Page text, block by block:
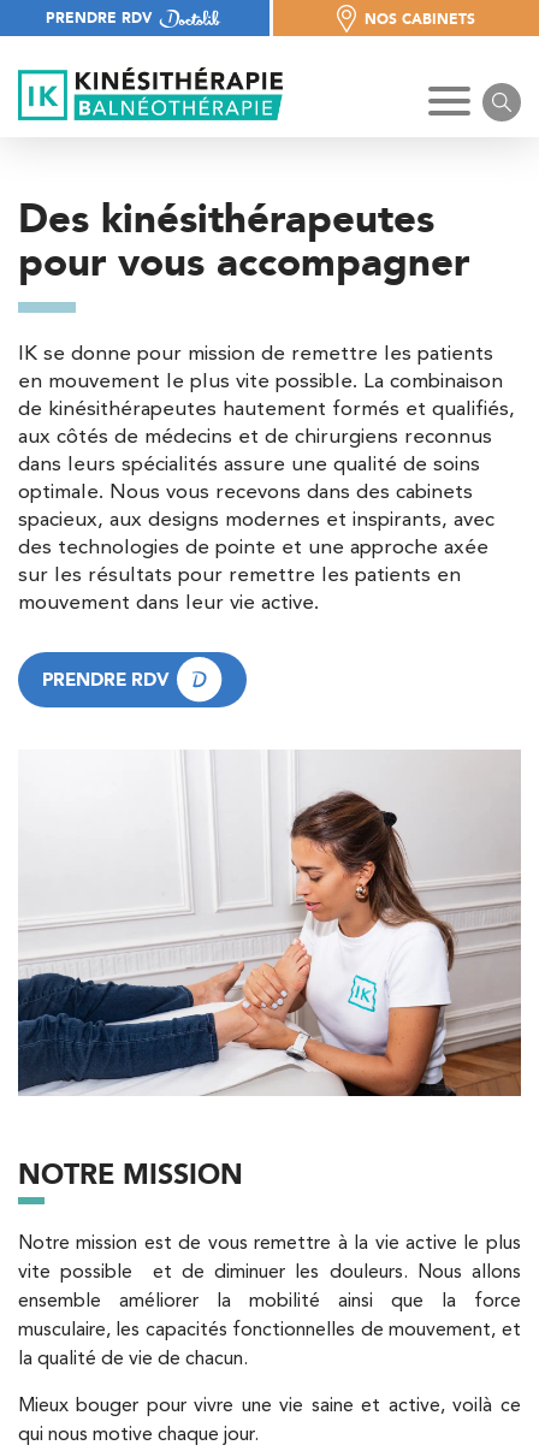
PRENDRE RDV
NOS CABINETS
NOS CABINETS
Des kinésithérapeutes
pour vous accompagner
IK se donne pour mission de remettre les patients
en mouvement le plus vite possible. La combinaison
de kinésithérapeutes hautement formés et qualifiés,
aux côtés de médecins et de chirurgiens reconnus
dans leurs spécialités assure une qualité de soins
optimale. Nous vous recevons dans des cabinets
spacieux, aux designs modernes et inspirants, avec
des technologies de pointe et une approche axée
sur les résultats pour remettre les patients en
mouvement dans leur vie active.
PRENDRE RDV
PRENDRE RDV
NOTRE MISSION
Notre mission est de vous remettre à la vie active le plus
vite possible et de diminuer les douleurs. Nous allons
ensemble améliorer la mobilité ainsi que la force
musculaire, les capacités fonctionnelles de mouvement, et
la qualité de vie de chacun.
Mieux bouger pour vivre une vie saine et active, voilà ce
qui nous motive chaque jour.
Trouvez votre cabinet de
kinésithérapie IK
Besoin d’Imagerie Médicale à Antony ? IRM, scanner,
échographie, infiltrations, radiologie… Olympe Imagerie
vous reçoit dans des délais courts sur le Centre Olympe
Santé, même bâtiment que votre kinésithérapeute !
IK Paris 16 – Trocadéro
8 Avenue de Camoens 75116 Paris
8 Avenue de Camoens 75116 Paris
01 42 15 22 46
Kinésithérapie